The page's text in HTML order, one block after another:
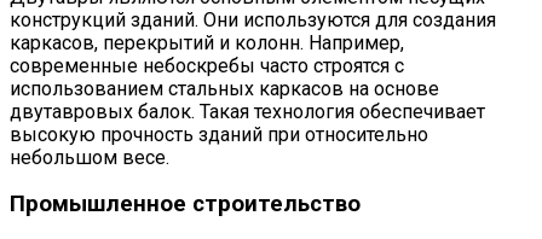
конструкций зданий. Они используются для создания
каркасов, перекрытий и колонн. Например,
современные небоскребы часто строятся с
использованием стальных каркасов на основе
двутавровых балок. Такая технология обеспечивает
высокую прочность зданий при относительно
небольшом весе.
Промышленное строительство